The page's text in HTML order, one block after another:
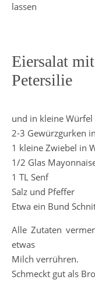
lassen
Eiersalat
Petersilie
und in kleine Würfel
2-3 Gewürzgurken
1 kleine Zwiebel in
1/2 Glas
1 TL Senf
Salz und Pfeffer
Etwa ein Bund
Alle Zutaten
etwas
Milch verrühren.
Schmeckt gut als